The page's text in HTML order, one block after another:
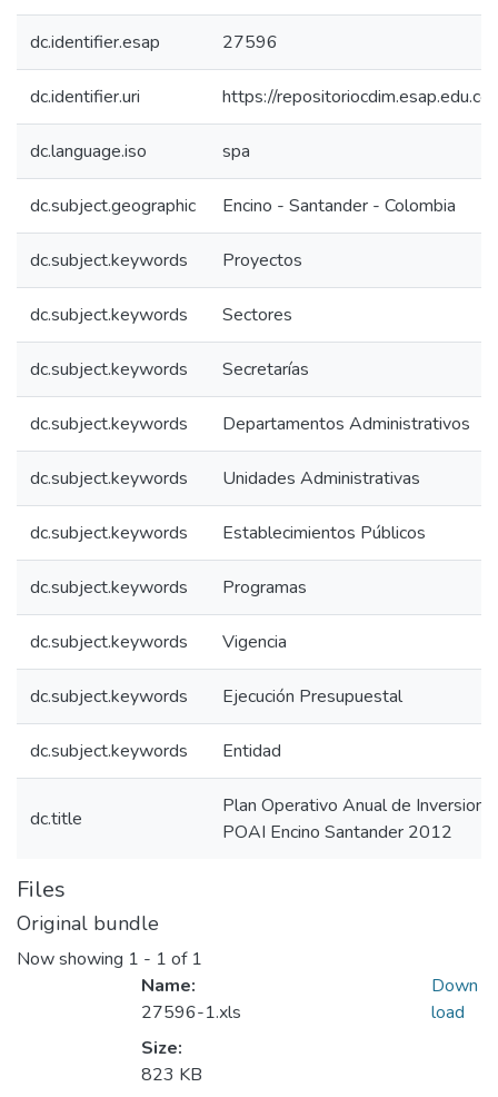
dc.identifier.esap 27596
dc.identifier.uri https://
dc.language.iso spa
dc.subject.geographic Encino - Santander - Colombia
dc.subject.keywords Proyectos
dc.subject.keywords Sectores
dc.subject.keywords Secretarías
dc.subject.keywords Departamentos Administrativos
dc.subject.keywords Unidades Administrativas
dc.subject.keywords Establecimientos Públicos
dc.subject.keywords Programas
dc.subject.keywords Vigencia
dc.subject.keywords Ejecución Presupuestal
dc.subject.keywords Entidad
dc.title
Plan Operativo Anual de
POAI Encino Santander 2012
Files
Original bundle
Now showing 1 - 1 of 1
Name:
27596-1.xls
Size:
823 KB
Down
load